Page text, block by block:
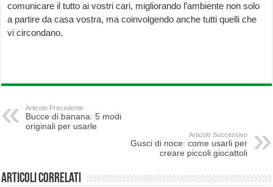
comunicare il tutto ai vostri cari, migliorando l’ambiente non solo
a partire da casa vostra, ma coinvolgendo anche tutti quelli che
vi circondano.
Articolo Precedente
Bucce di banana: 5 modi
originali per usarle
Articolo Successivo
Gusci di noce: come usarli per
creare piccoli giocattoli
Articoli correlati